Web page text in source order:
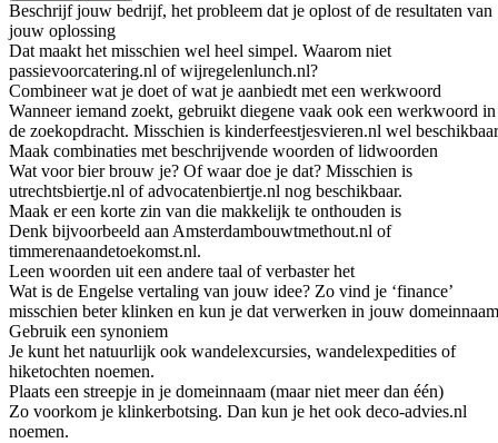
Beschrijf jouw bedrijf, het probleem dat je oplost of de resultaten van
jouw oplossing
Dat maakt het misschien wel heel simpel. Waarom niet
passievoorcatering.nl of wijregelenlunch.nl?
Combineer wat je doet of wat je aanbiedt met een werkwoord
Wanneer iemand zoekt, gebruikt diegene vaak ook een werkwoord in
de zoekopdracht. Misschien is kinderfeestjesvieren.nl wel
Maak combinaties met beschrijvende woorden of lidwoorden
Wat voor bier brouw je? Of waar doe je dat? Misschien is
utrechtsbiertje.nl of advocatenbiertje.nl nog beschikbaar.
Maak er een korte zin van die makkelijk te onthouden is
Denk bijvoorbeeld aan Amsterdambouwtmethout.nl of
timmerenaandetoekomst.nl.
Leen woorden uit een andere taal of verbaster het
Wat is de Engelse vertaling van jouw idee? Zo vind je ‘finance’
misschien beter klinken en kun je dat verwerken in jouw
Gebruik een synoniem
Je kunt het natuurlijk ook wandelexcursies, wandelexpedities of
hiketochten noemen.
Plaats een streepje in je domeinnaam (maar niet meer dan één)
Zo voorkom je klinkerbotsing. Dan kun je het ook deco-advies.nl
noemen.